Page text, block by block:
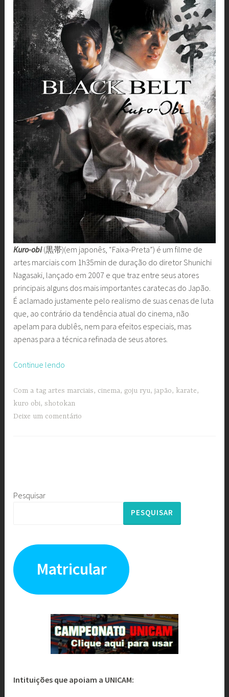
Kuro-obi(黒帯)(em japonês, “Faixa-Preta”) é um filme de
artes marciais com 1h35min de duração do diretor Shunichi
Nagasaki, lançado em 2007 e que traz entre seus atores
principais alguns dos mais importantes caratecas do Japão.
É aclamado justamente pelo realismo de suas cenas de luta
que, ao contrário da tendência atual do cinema, não
apelam para dublês, nem para efeitos especiais, mas
apenas para a técnica refinada de seus atores.
Continue lendo
com
Kuro
Obi
Com a tag artes marciais, cinema, goju ryu,japão, karate,
kuro obi,shotokan
Deixe um comentário
Pesquisar
PESQUISAR
Matricular
Intituições que apoiam a UNICAM: